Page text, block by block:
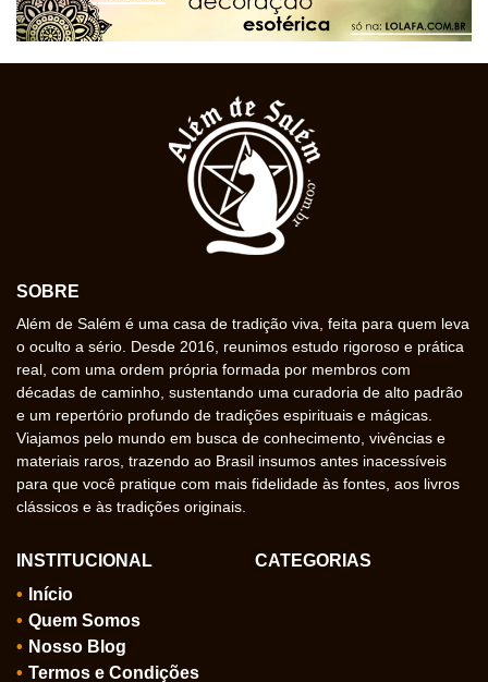
SOBRE
Além de Salém é uma casa de tradição viva, feita para quem leva
o oculto a sério. Desde 2016, reunimos estudo rigoroso e prática
real, com uma ordem própria formada por membros com
décadas de caminho, sustentando uma curadoria de alto padrão
e um repertório profundo de tradições espirituais e mágicas.
Viajamos pelo mundo em busca de conhecimento, vivências e
materiais raros, trazendo ao Brasil insumos antes inacessíveis
para que você pratique com mais fidelidade às fontes, aos livros
clássicos e às tradições originais.
INSTITUCIONAL
Início
Quem Somos
Nosso Blog
Termos e Condições
CATEGORIAS